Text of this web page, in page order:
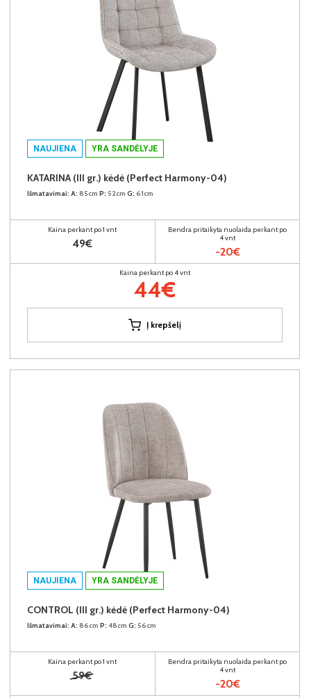
NAUJIENA YRA SANDĖLYJE
KATARINA (III gr.) kėdė (Perfect Harmony-04)
Išmatavimai: A: 85cm P: 52cm G: 61cm
Kaina perkant po 1 vnt
49€
Bendra pritaikyta nuolaida perkant po
4 vnt
-20€
Kaina perkant po 4 vnt
44€
Į krepšelį
NAUJIENA YRA SANDĖLYJE
CONTROL (III gr.) kėdė (Perfect Harmony-04)
Išmatavimai: A: 86cm P: 48cm G: 56cm
Kaina perkant po 1 vnt
59€
Bendra pritaikyta nuolaida perkant po
4 vnt
-20€